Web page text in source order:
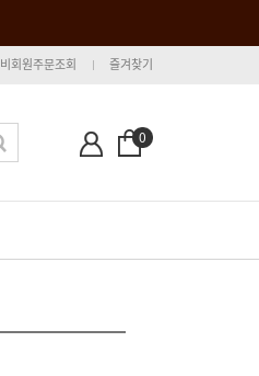
비회원주문조회 즐겨찾기
0